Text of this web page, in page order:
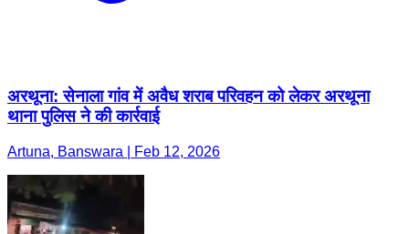
अरथूना: सेनाला गांव में अवैध शराब परिवहन को लेकर अरथूना
थाना पुलिस ने की कार्रवाई
Artuna, Banswara | Feb 12, 2026